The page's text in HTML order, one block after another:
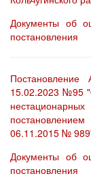
Документы об
постановления
Постановление
15.02.2023 №95
06.11.2015 №
Документы об
постановления